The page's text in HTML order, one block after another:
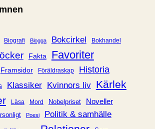
Biografi Blogga Bokcirkel Bokhandel
Fakta Favoriter
Framsidor Föräldraskap Historia
Klassiker Kvinnors liv Kärlek
Läsa Mord Nobelpriset Noveller
Poesi
Politik & samhälle